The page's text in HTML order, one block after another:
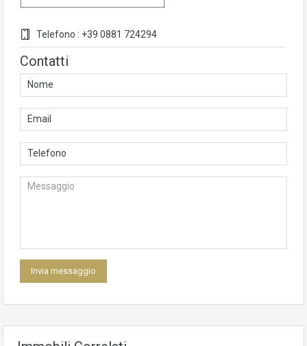
Telefono : +39 0881 724294
Contatti